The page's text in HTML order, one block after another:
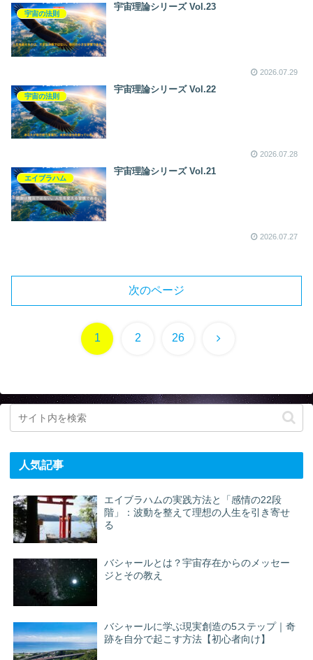
宇宙の法則
宇宙理論シリーズ Vol.23
2026.07.29
宇宙の法則
宇宙理論シリーズ Vol.22
2026.07.28
エイブラハム
宇宙理論シリーズ Vol.21
2026.07.27
次のページ
1 2 26 次
人気記事
エイブラハムの実践方法と「感情の22段
階」：波動を整えて理想の人生を引き寄せ
る
バシャールとは？宇宙存在からのメッセー
ジとその教え
バシャールに学ぶ現実創造の5ステップ｜奇
跡を自分で起こす方法【初心者向け】